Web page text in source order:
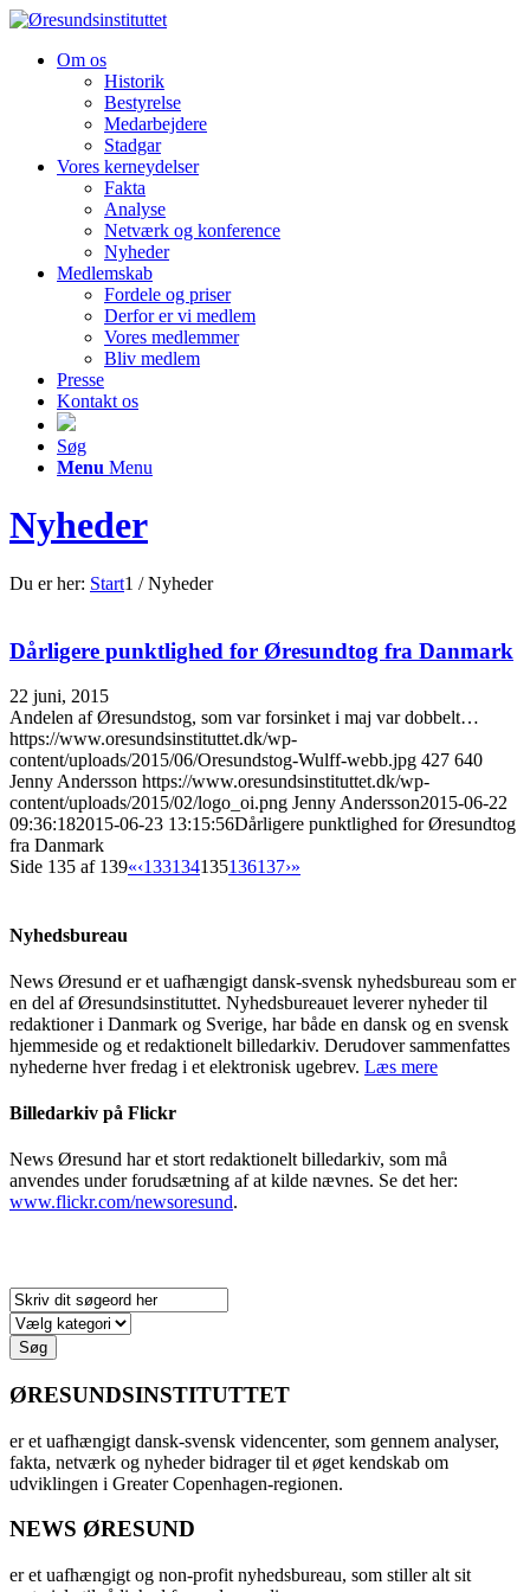
Om os
Historik
Bestyrelse
Medarbejdere
Stadgar
Vores kerneydelser
Fakta
Analyse
Netværk og konference
Nyheder
Medlemskab
Fordele og priser
Derfor er vi medlem
Vores medlemmer
Bliv medlem
Presse
Kontakt os
Søg
Menu Menu
Nyheder
Du er her: Start1 / Nyheder
Dårligere punktlighed for Øresundtog fra Danmark
22 juni, 2015
Andelen af Øresundstog, som var forsinket i maj var dobbelt…
https://www.oresundsinstituttet.dk/wp-
content/uploads/2015/06/Oresundstog-Wulff-webb.jpg 427 640
Jenny Andersson https://www.oresundsinstituttet.dk/wp-
content/uploads/2015/02/logo_oi.png Jenny Andersson2015-06-22
09:36:182015-06-23 13:15:56Dårligere punktlighed for Øresundtog
fra Danmark
Side 135 af 139«‹133134135136137›»
Nyhedsbureau
News Øresund er et uafhængigt dansk-svensk nyhedsbureau som er
en del af Øresundsinstituttet. Nyhedsbureauet leverer nyheder til
redaktioner i Danmark og Sverige, har både en dansk og en svensk
hjemmeside og et redaktionelt billedarkiv. Derudover sammenfattes
nyhederne hver fredag i et elektronisk ugebrev. Læs mere
Billedarkiv på Flickr
News Øresund har et stort redaktionelt billedarkiv, som må
anvendes under forudsætning af at kilde nævnes. Se det her:
www.flickr.com/newsoresund.
ØRESUNDSINSTITUTTET
er et uafhængigt dansk-svensk videncenter, som gennem analyser,
fakta, netværk og nyheder bidrager til et øget kendskab om
udviklingen i Greater Copenhagen-regionen.
NEWS ØRESUND
er et uafhængigt og non-profit nyhedsbureau, som stiller alt sit